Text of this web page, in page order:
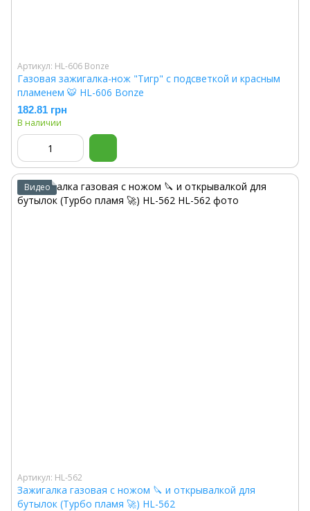
Артикул: HL-606 Bonze
Газовая зажигалка-нож "Тигр" с подсветкой и красным
пламенем 🐯 HL-606 Bonze
182.81 грн
В наличии
Видео
Артикул: HL-562
Зажигалка газовая с ножом 🔪 и открывалкой для
бутылок (Турбо пламя 🚀) HL-562